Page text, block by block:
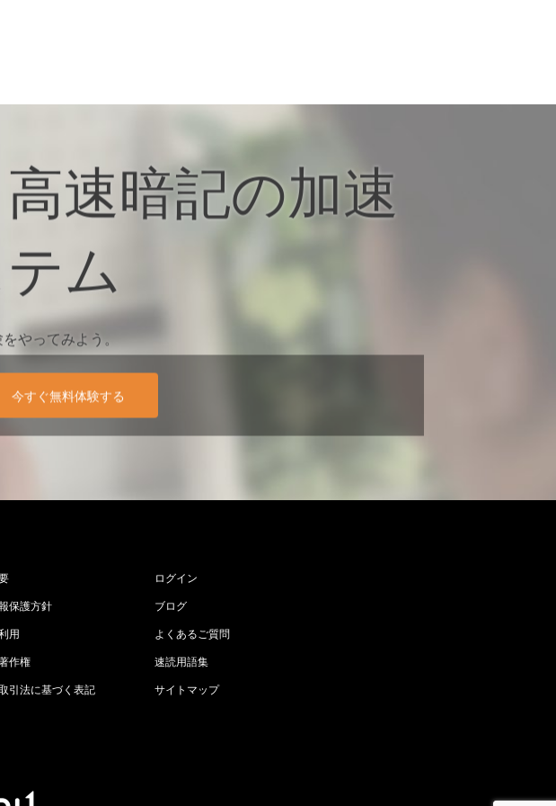
速暗記の加速
ム
やってみよう。
今すぐ無料体験する
保護方針
用
作権
引法に基づく表記
ログイン
ブログ
よくあるご質問
速読用語集
サイトマップ